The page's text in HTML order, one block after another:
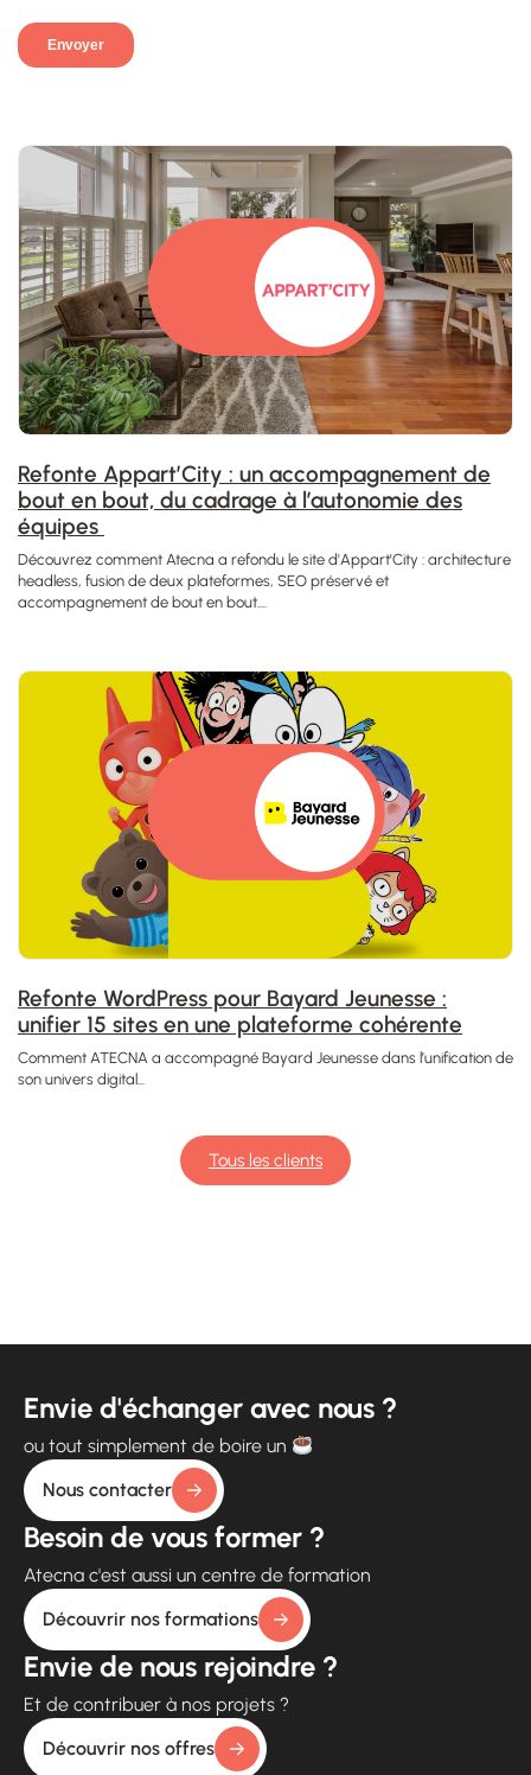
Refonte Appart’City : un accompagnement de
bout en bout, du cadrage à l’autonomie des
équipes
Découvrez comment Atecna a refondu le site d'Appart'City : architecture
headless, fusion de deux plateformes, SEO préservé et
accompagnement de bout en bout....
Refonte WordPress pour Bayard Jeunesse :
unifier 15 sites en une plateforme cohérente
Comment ATECNA a accompagné Bayard Jeunesse dans l’unification de
son univers digital...
Tous les clients
Envie d'échanger avec nous ?
ou tout simplement de boire un
Nous contacter
Besoin de vous former ?
Atecna c'est aussi un centre de formation
Découvrir nos formations
Envie de nous rejoindre ?
Et de contribuer à nos projets ?
Découvrir nos offres